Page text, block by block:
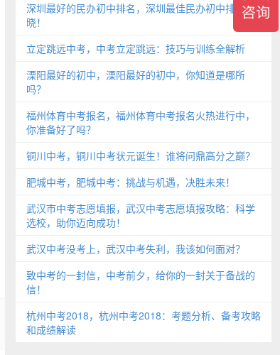
深圳最好的民办初中排名，深圳最佳民办初中排名揭
晓！
立定跳远中考，中考立定跳远：技巧与训练全解析
溧阳最好的初中，溧阳最好的初中，你知道是哪所
吗？
福州体育中考报名，福州体育中考报名火热进行中，
你准备好了吗？
铜川中考，铜川中考状元诞生！谁将问鼎高分之巅？
肥城中考，肥城中考：挑战与机遇，决胜未来！
武汉市中考志愿填报，武汉中考志愿填报攻略：科学
选校，助你迈向成功！
武汉中考没考上，武汉中考失利，我该如何面对？
致中考的一封信，中考前夕，给你的一封关于备战的
信！
杭州中考2018，杭州中考2018：考题分析、备考攻略
和成绩解读